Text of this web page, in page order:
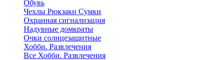
Обувь
Чехлы Рюкзаки Сумки
Охранная сигнализация
Надувные домкраты
Очки солнцезащитные
Хобби. Развлечения
Все Хобби. Развлечения